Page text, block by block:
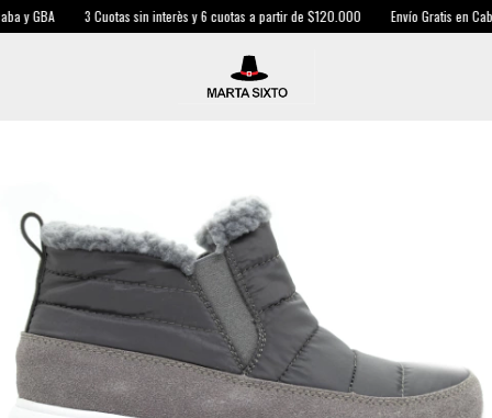
y GBA 3 Cuotas sin interès y 6 cuotas a partir de $120.000 Envío Gratis en Caba